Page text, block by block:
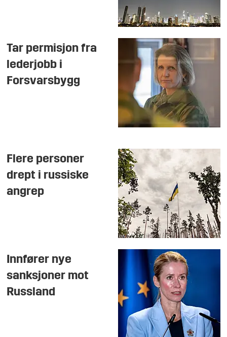
Tar permisjon fra
lederjobb i
Forsvarsbygg
Flere personer
drept i russiske
angrep
Innfører nye
sanksjoner mot
Russland